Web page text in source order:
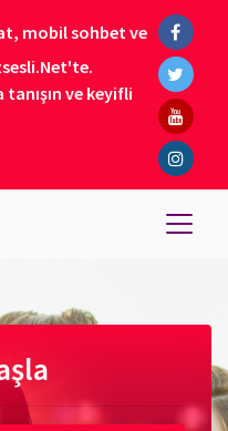
mobil sohbet ve
ve keyifli